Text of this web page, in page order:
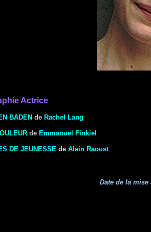
Actrice
BADEN de Rachel Lang
de Emmanuel Finkiel
DE JEUNESSE de Alain Raoust
Date de la